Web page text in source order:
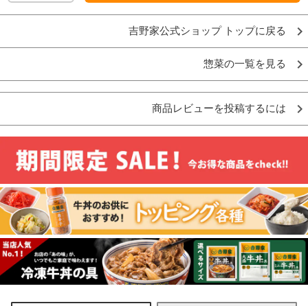
吉野家公式ショップ トップに戻る
惣菜の一覧を見る
商品レビューを投稿するには